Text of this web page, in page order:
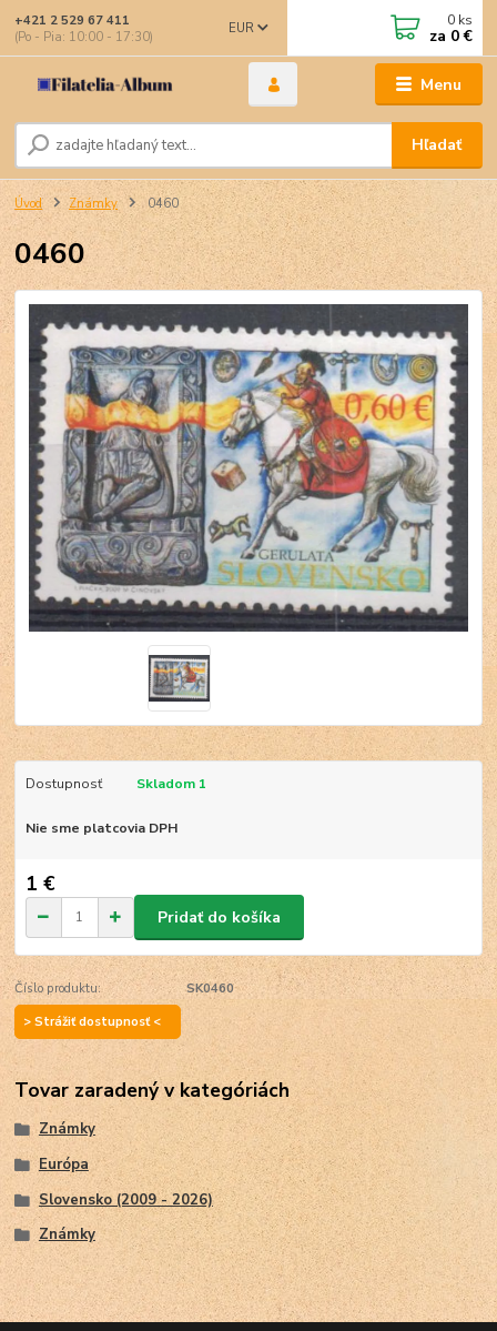
Menu
EUR
Hľadať
+421 2 529 67 411
(Po - Pia: 10:00 - 17:30)
0 ks
za 0 €
Úvod Známky 0460
0460
Dostupnosť Skladom 1
Nie sme platcovia DPH
1 €
Pridať do košíka
Číslo produktu:
SK0460
> Strážiť dostupnosť <
Tovar zaradený v kategóriách
Známky
Európa
Slovensko (2009 - 2026)
Známky